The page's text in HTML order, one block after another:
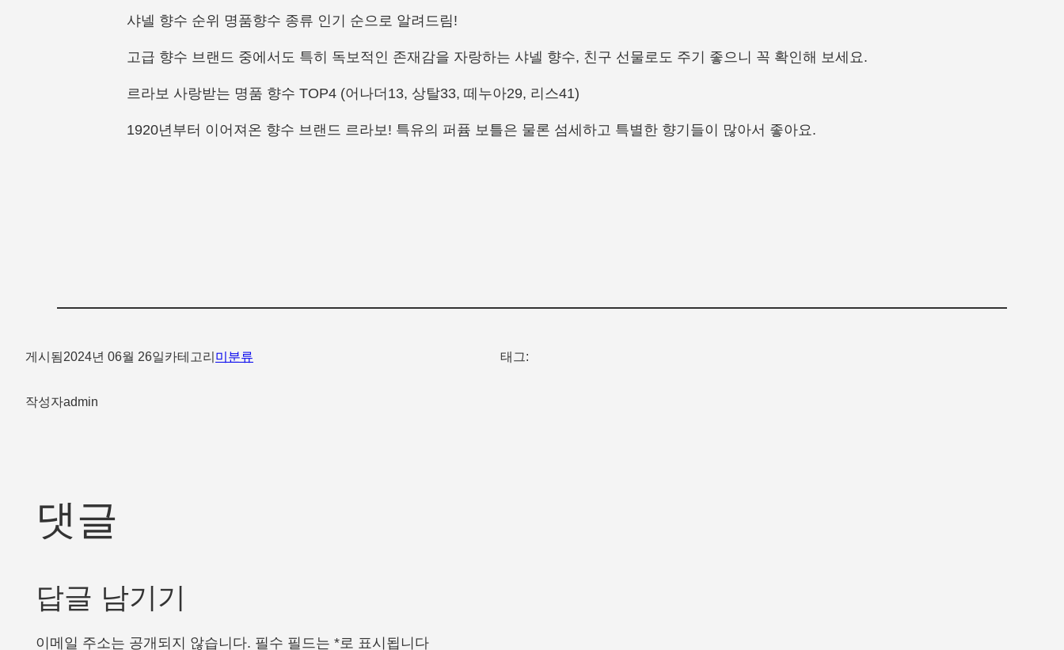
샤넬 향수 순위 명품향수 종류 인기 순으로 알려드림!
고급 향수 브랜드 중에서도 특히 독보적인 존재감을 자랑하는 샤넬 향수, 친구 선물로도 주기 좋으니 꼭 확인해 보세요.
르라보 사랑받는 명품 향수 TOP4 (어나더13, 상탈33, 떼누아29, 리스41)
1920년부터 이어져온 향수 브랜드 르라보! 특유의 퍼퓸 보틀은 물론 섬세하고 특별한 향기들이 많아서 좋아요.
게시됨2024년 06월 26일카테고리 미분류
작성자admin
태그:
댓글
답글 남기기
이메일 주소는 공개되지 않습니다. 필수 필드는*로 표시됩니다